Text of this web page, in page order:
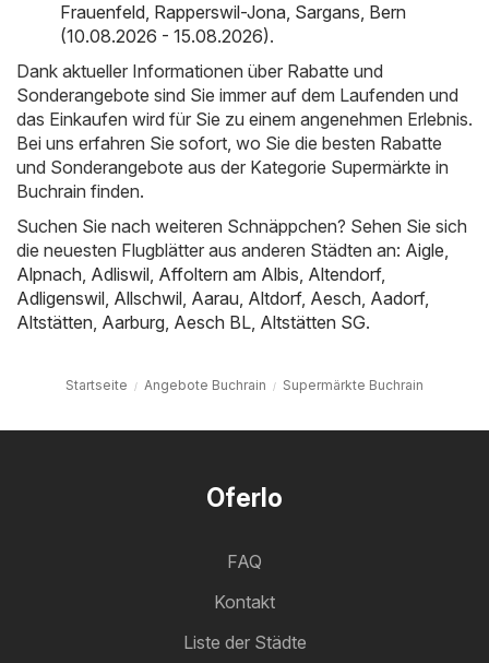
Frauenfeld, Rapperswil-Jona, Sargans, Bern
(10.08.2026 - 15.08.2026).
Dank aktueller Informationen über Rabatte und
Sonderangebote sind Sie immer auf dem Laufenden und
das Einkaufen wird für Sie zu einem angenehmen Erlebnis.
Bei uns erfahren Sie sofort, wo Sie die besten Rabatte
und Sonderangebote aus der Kategorie Supermärkte in
Buchrain finden.
Suchen Sie nach weiteren Schnäppchen? Sehen Sie sich
die neuesten Flugblätter aus anderen Städten an: Aigle,
Alpnach, Adliswil, Affoltern am Albis, Altendorf,
Adligenswil, Allschwil, Aarau, Altdorf, Aesch, Aadorf,
Altstätten, Aarburg, Aesch BL, Altstätten SG.
Startseite Angebote Buchrain Supermärkte Buchrain
Oferlo
FAQ
Kontakt
Liste der Städte